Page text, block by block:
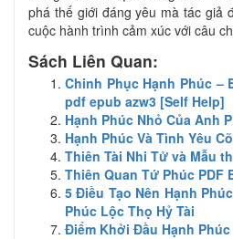
phá thế giới đáng yêu mà tác giả
cuộc hành trình cảm xúc với câu
Sách Liên Quan:
Chinh Phục Hạnh Phúc –
pdf epub azw3 [Self Help]
Hạnh Phúc Nhỏ Của Anh
Hạnh Phúc Và Tình Yêu
Thiên Tài Nhi Tử và Mẫu
Thiên Quan Tứ Phúc PDF
5 Điều Tạo Nên Hạnh
Phúc Lộc Thọ Hỷ Tài
Điểm Khởi Đầu Hạnh Phúc